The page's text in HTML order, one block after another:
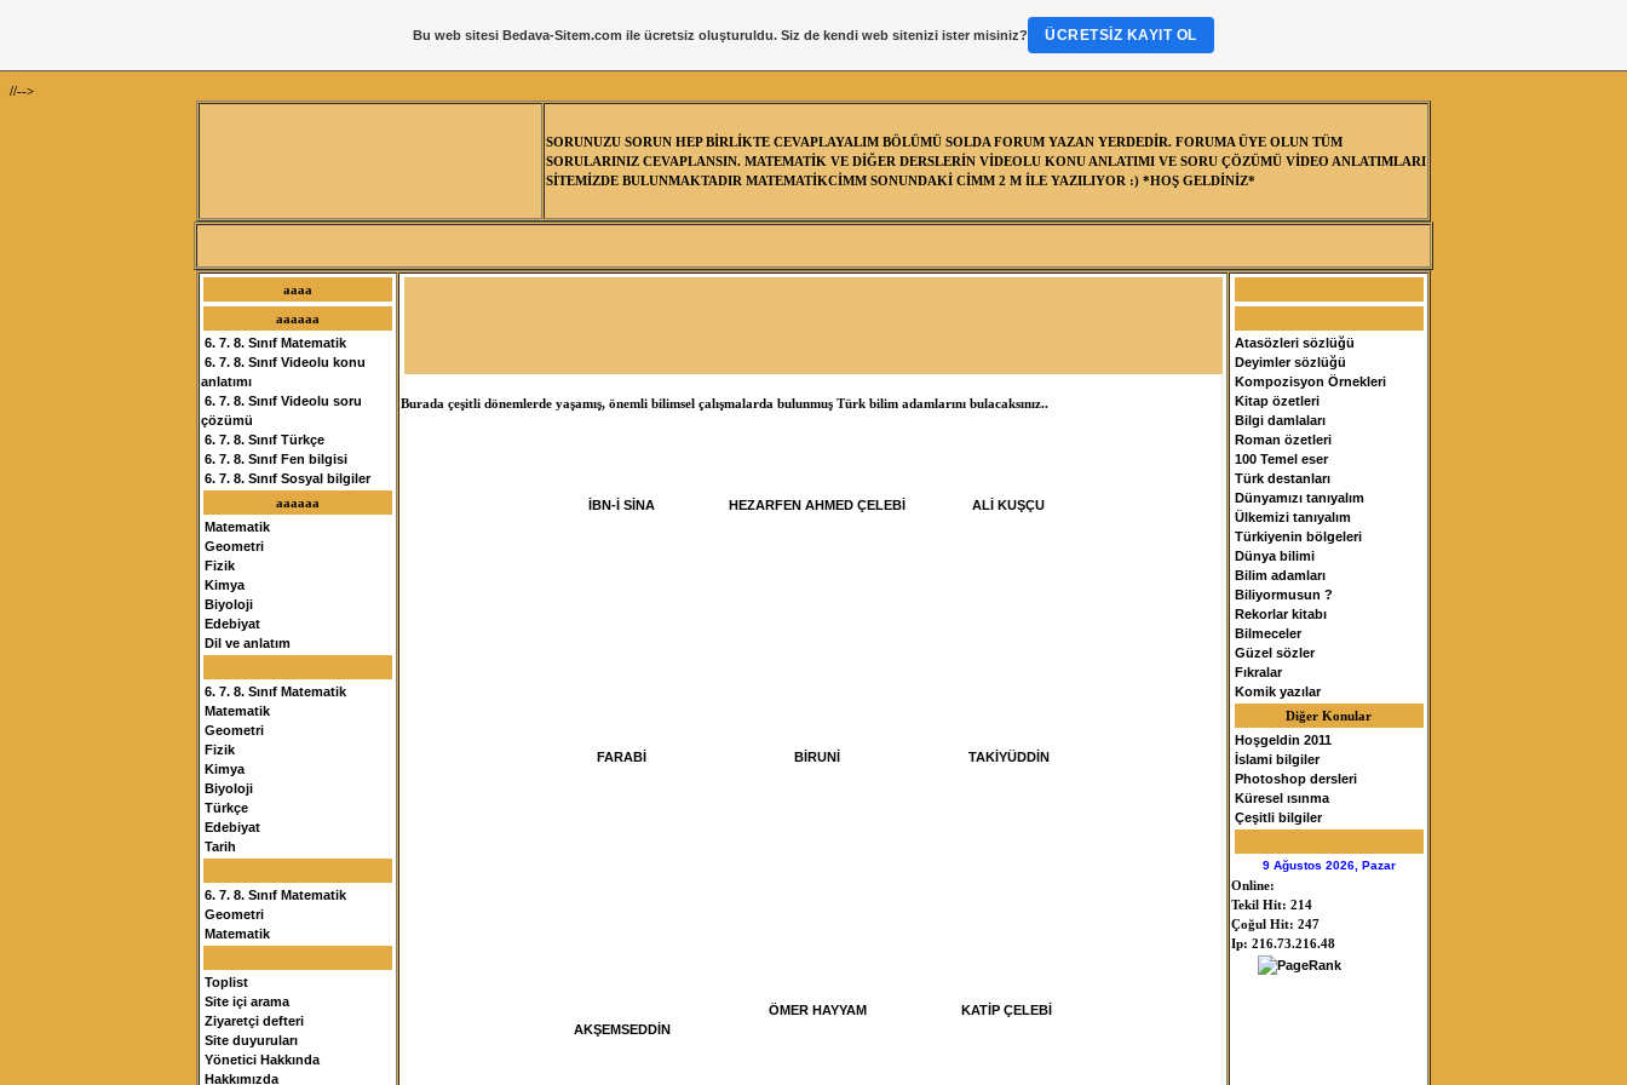
//-->
SORUNUZU SORUN HEP BİRLİKTE CEVAPLAYALIM BÖLÜMÜ SOLDA FORUM YAZAN YERDEDİR. FORUMA ÜYE OLUN TÜM
SORULARINIZ CEVAPLANSIN. MATEMATİK VE DİĞER DERSLERİN VİDEOLU KONU ANLATIMI VE SORU ÇÖZÜMÜ VİDEO ANLATIMLARI
SİTEMİZDE BULUNMAKTADIR MATEMATİKCİMM SONUNDAKİ CİMM 2 M İLE YAZILIYOR :) *HOŞ GELDİNİZ*
aaaa
aaaaaa
6. 7. 8. Sınıf Matematik
6. 7. 8. Sınıf Videolu konu
anlatımı
6. 7. 8. Sınıf Videolu soru
çözümü
6. 7. 8. Sınıf Türkçe
6. 7. 8. Sınıf Fen bilgisi
6. 7. 8. Sınıf Sosyal bilgiler
aaaaaa
Matematik
Geometri
Fizik
Kimya
Biyoloji
Edebiyat
Dil ve anlatım
6. 7. 8. Sınıf Matematik
Matematik
Geometri
Fizik
Kimya
Biyoloji
Türkçe
Edebiyat
Tarih
6. 7. 8. Sınıf Matematik
Geometri
Matematik
Toplist
Site içi arama
Ziyaretçi defteri
Site duyuruları
Yönetici Hakkında
Hakkımızda
Burada çeşitli dönemlerde yaşamış, önemli bilimsel çalışmalarda bulunmuş Türk bilim adamlarını bulacaksınız..
İBN-İ SİNA HEZARFEN AHMED ÇELEBİ ALİ KUŞÇU
FARABİ BİRUNİ TAKİYÜDDİN
AKŞEMSEDDİN
ÖMER HAYYAM KATİP ÇELEBİ
Atasözleri sözlüğü
Deyimler sözlüğü
Kompozisyon Örnekleri
Kitap özetleri
Bilgi damlaları
Roman özetleri
100 Temel eser
Türk destanları
Dünyamızı tanıyalım
Ülkemizi tanıyalım
Türkiyenin bölgeleri
Dünya bilimi
Bilim adamları
Biliyormusun ?
Rekorlar kitabı
Bilmeceler
Güzel sözler
Fıkralar
Komik yazılar
Diğer Konular
Hoşgeldin 2011
İslami bilgiler
Photoshop dersleri
Küresel ısınma
Çeşitli bilgiler
9 Ağustos 2026, Pazar
Online:
Tekil Hit: 214
Çoğul Hit: 247
Ip: 216.73.216.48
Bu web sitesiBedava-Sitem.com ile ücretsiz oluşturuldu. Siz de kendi web sitenizi ister misiniz? ÜCRETSIZ KAYIT OL